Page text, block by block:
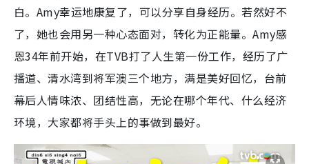
白。Amy幸运地康复了，可以分享自身经历。若然好不
了，她也会用另一种心态面对，转化为正能量。Amy感
恩34年前开始，在TVB打了人生第一份工作，经历了广
播道、清水湾到将军澳三个地方，满是美好回忆，台前
幕后人情味浓、团结性高，无论在哪个年代、什么经济
环境，大家都将手头上的事做到最好。